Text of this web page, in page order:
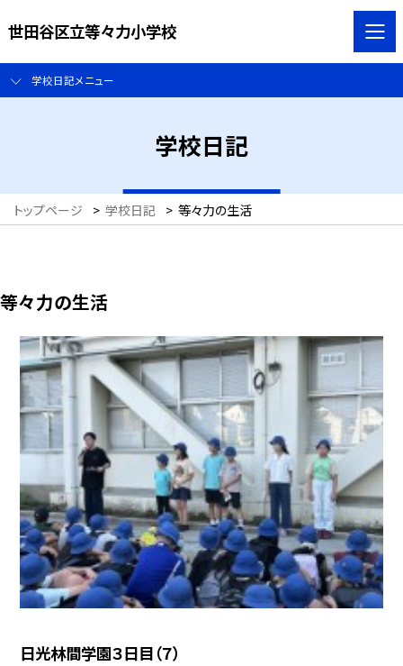
世田谷区立等々力小学校
学校日記メニュー
学校日記
トップページ > 学校日記 > 等々力の生活
等々力の生活
日光林間学園３日目（７）